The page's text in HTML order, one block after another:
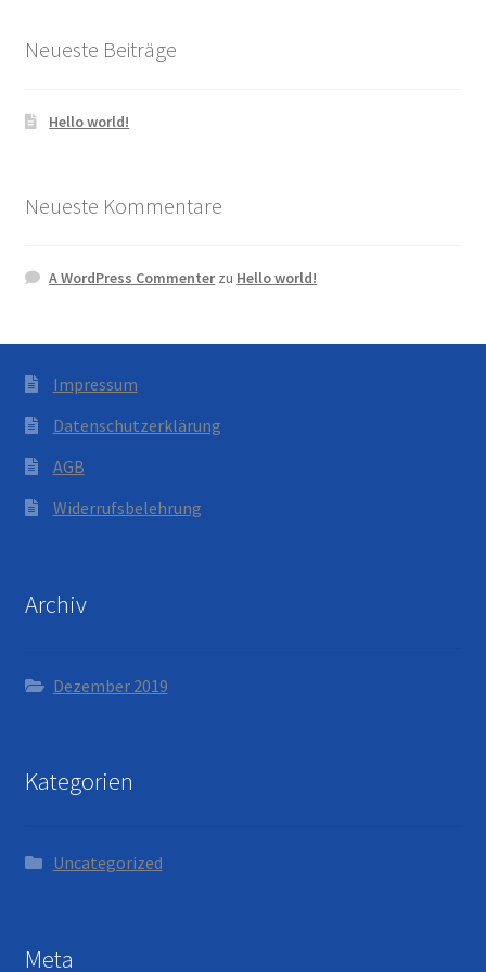
Neueste Beiträge
Hello world!
Neueste Kommentare
A WordPress Commenterzu Hello world!
Impressum
Datenschutzerklärung
AGB
Widerrufsbelehrung
Archiv
Dezember 2019
Kategorien
Uncategorized
Meta